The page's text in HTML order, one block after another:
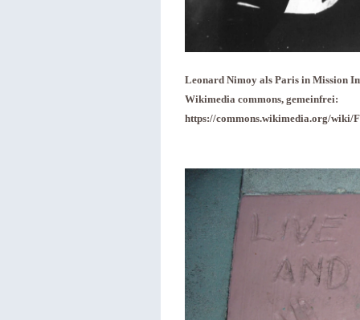
Leonard Nimoy als Paris in Mission
Wikimedia commons, gemeinfrei:
https://commons.wikimedia.org/wiki/